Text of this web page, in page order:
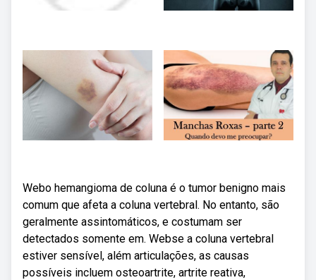
Webo hemangioma de coluna é o tumor benigno mais
comum que afeta a coluna vertebral. No entanto, são
geralmente assintomáticos, e costumam ser
detectados somente em. Webse a coluna vertebral
estiver sensível, além articulações, as causas
possíveis incluem osteoartrite, artrite reativa,